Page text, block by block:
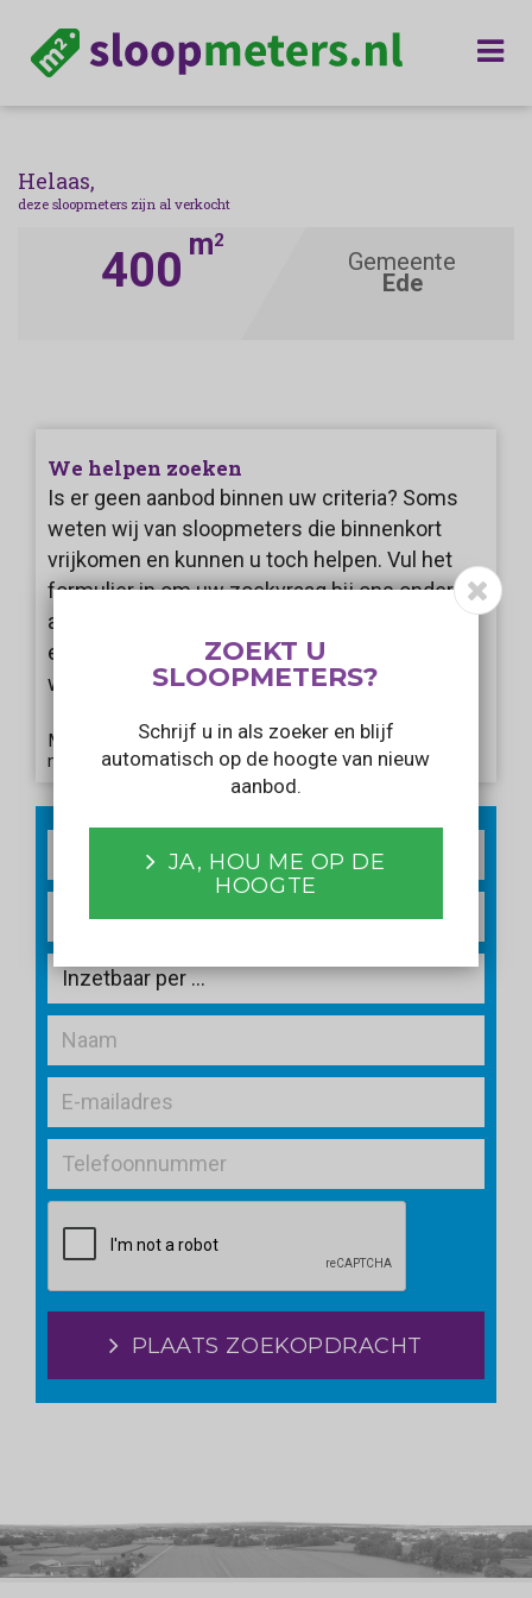
Helaas,
deze sloopmeters zijn al verkocht
400 m2
Gemeente
Ede
We helpen zoeken
Is er geen aanbod binnen uw criteria? Soms
weten wij van sloopmeters die binnenkort
vrijkomen en kunnen u toch helpen. Vul het
formulier in om uw zoekvraag bij ons onder de
aandacht te brengen. Wij informeren u als er
een aanbod voorbij komt dat aansluit bij uw
wensen!
Met het verzenden van dit formulier gaat u akkoord
met onsprivacy statement.
PLAATS ZOEKOPDRACHT
ZOEKT U
SLOOPMETERS?
Schrijf u in als zoeker en blijf
automatisch op de hoogte van nieuw
aanbod.
JA, HOU ME OP DE
HOOGTE